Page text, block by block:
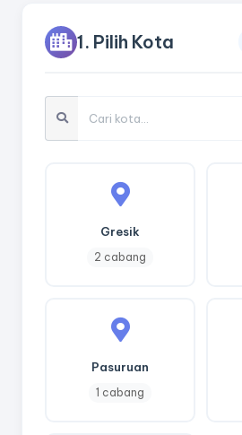
1. Pilih Kota
Gresik
2 cabang
Pasuruan
1 cabang